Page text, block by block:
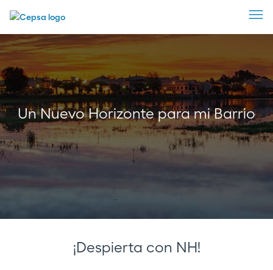
Un Nuevo Horizonte para mi Barrio
¡Despierta con NH!